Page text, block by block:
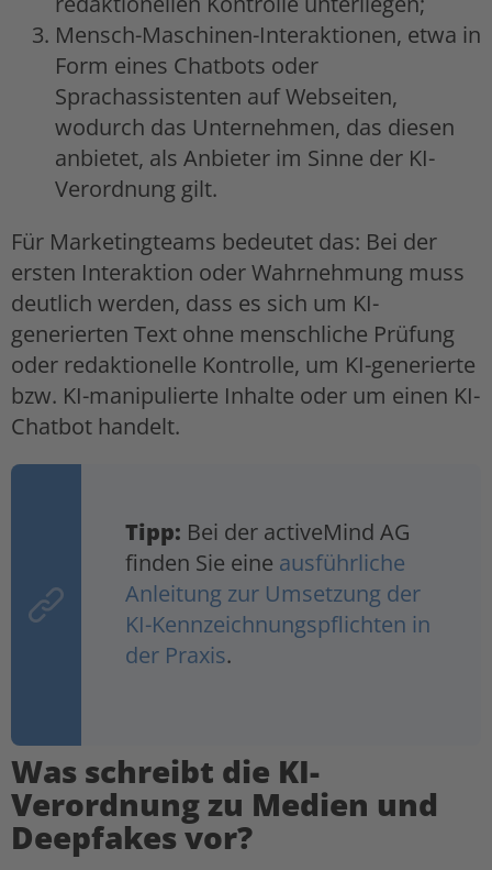
Mensch-Maschinen-Interaktionen, etwa in
Form eines Chatbots oder
Sprachassistenten auf Webseiten,
wodurch das Unternehmen, das diesen
anbietet, als Anbieter im Sinne der KI-
Verordnung gilt.
Für Marketingteams bedeutet das: Bei der
ersten Interaktion oder Wahrnehmung muss
deutlich werden, dass es sich um KI-
generierten Text ohne menschliche Prüfung
oder redaktionelle Kontrolle, um KI-generierte
bzw. KI-manipulierte Inhalte oder um einen KI-
Chatbot handelt.
Tipp: Bei der activeMind AG
finden Sie eine ausführliche
Anleitung zur Umsetzung der
KI-Kennzeichnungspflichten in
der Praxis.
Was schreibt die KI-
Verordnung zu Medien und
Deepfakes vor?